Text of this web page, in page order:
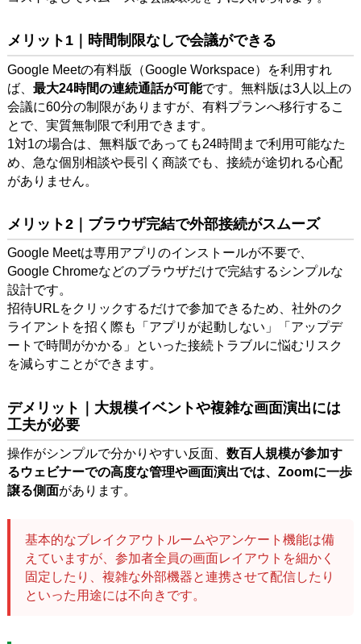
メリット1｜時間制限なしで会議ができる
Google Meetの有料版（Google Workspace）を利用すれ
ば、 最大24時間の連続通話が可能です。無料版は3人以上の
会議に60分の制限がありますが、有料プランへ移行するこ
とで、実質無制限で利用できます。
1対1の場合は、無料版であっても24時間まで利用可能なた
め、急な個別相談や長引く商談でも、接続が途切れる心配
がありません。
メリット2｜ブラウザ完結で外部接続がスムーズ
Google Meetは専用アプリのインストールが不要で、
Google Chromeなどのブラウザだけで完結するシンプルな
設計です。
招待URLをクリックするだけで参加できるため、社外のク
ライアントを招く際も「アプリが起動しない」「アップデ
ートで時間がかかる」といった接続トラブルに悩むリスク
を減らすことができます。
デメリット｜大規模イベントや複雑な画面演出には
工夫が必要
操作がシンプルで分かりやすい反面、 数百人規模が参加す
るウェビナーでの高度な管理や画面演出では、Zoomに一歩
譲る側面があります。
基本的なブレイクアウトルームやアンケート機能は備
えていますが、参加者全員の画面レイアウトを細かく
固定したり、複雑な外部機器と連携させて配信したり
といった用途には不向きです。